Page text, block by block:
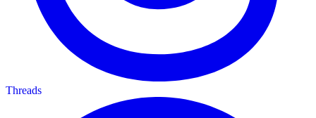
Threads